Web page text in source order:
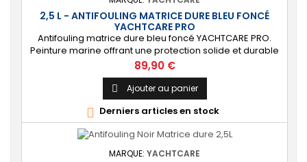
2,5 L - ANTIFOULING MATRICE DURE BLEU FONCÉ
YACHTCARE PRO
Antifouling matrice dure bleu foncé YACHTCARE PRO.
Peinture marine offrant une protection solide et durable
pour les bateaux en polyester, bois et acier
(INCOMPATIBLE coques aluminium). ⚙️ [Résistant]
Protection solide, durable et anti-salissures qui
repoussera algues et coquillages durant une saison
complète. 🔝 [Idéal pour les bateaux rapides] Permet...
Prix
89,90 €
 Ajouter au panier
 Derniers articles en stock
MARQUE: YACHTCARE